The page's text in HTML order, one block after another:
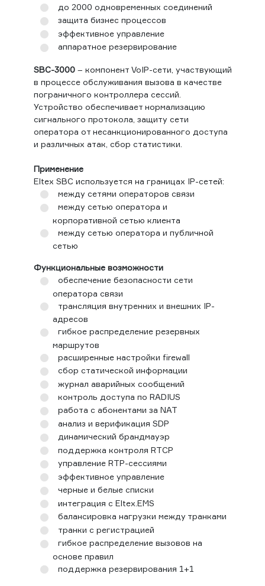
до 2000 одновременных соединений
защита бизнес процессов
эффективное управление
аппаратное резервирование
SBC-3000– компонент VoIP-сети, участвующий
в процессе обслуживания вызова в качестве
пограничного контроллера сессий.
Устройство обеспечивает нормализацию
сигнального протокола, защиту сети
оператора от несанкционированного доступа
и различных атак, сбор статистики.
Применение
Eltex SBC используется на границах IP-сетей:
между сетями операторов связи
между сетью оператора и
корпоративной сетью клиента
между сетью оператора и публичной
сетью
Функциональные возможности
обеспечение безопасности сети
оператора связи
трансляция внутренних и внешних IP-
адресов
гибкое распределение резервных
маршрутов
расширенные настройки firewall
сбор статической информации
журнал аварийных сообщений
контроль доступа по RADIUS
работа с абонентами за NAT
анализ и верификация SDP
динамический брандмауэр
поддержка контроля RTCP
управление RTP-сессиями
эффективное управление
черные и белые списки
интеграция с Eltex.EMS
балансировка нагрузки между транками
транки с регистрацией
гибкое распределение вызовов на
основе правил
поддержка резервирования 1+1